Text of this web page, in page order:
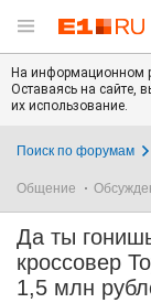
На информационном
Оставаясь на сайте,
их использование.
Поиск по форумам
Общение
Да ты
кроссовер
1,5 млн